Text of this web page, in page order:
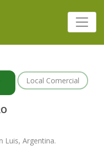
Local Comercial
Luis, Argentina.